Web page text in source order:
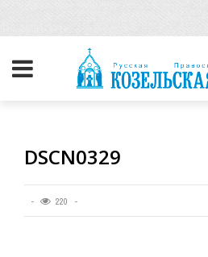
DSCN0329
220